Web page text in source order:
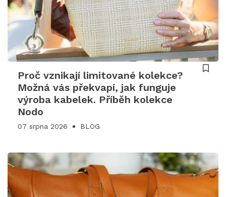
Proč vznikají limitované kolekce?
Možná vás překvapí, jak funguje
výroba kabelek. Příběh kolekce
Nodo
07 srpna 2026 BLOG